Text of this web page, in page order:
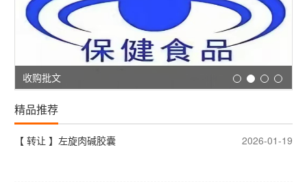
收购批文
精品推荐
【 转让 】左旋肉碱胶囊 2026-01-19